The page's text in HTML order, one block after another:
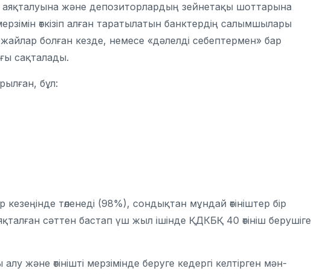
аяқталуына және депозиторлардың зейнетақы шоттарына
өткізіп алған таратылатын банктердің салымшылары
жайлар болған кезде, немесе «дәлелді себептермен» бар
сақталады.
бұл:
кезеңінде төленеді (98%), сондықтан мұндай өтініштер бір
сәттен бастап үш жыл ішінде ҚДКБҚ 40 өтініш берушіге
және өтінішті мерзімінде беруге кедергі келтірген мән-